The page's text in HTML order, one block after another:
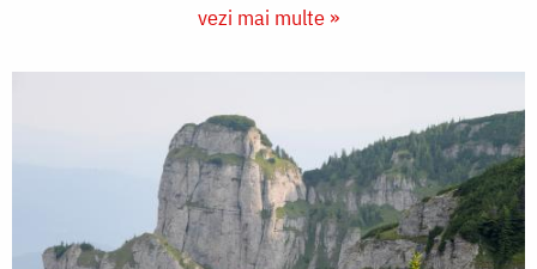
vezi mai multe »